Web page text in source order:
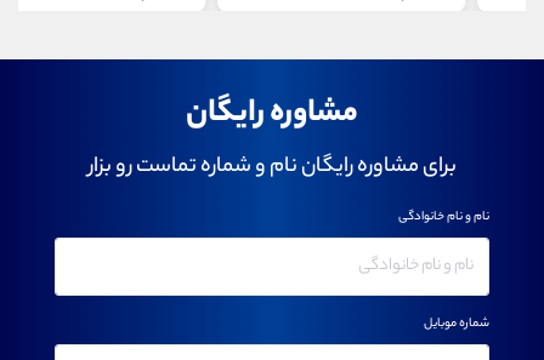
مشاوره رایگان
برای مشاوره رایگان نام و شماره تماست رو بزار
نام و نام خانوادگی
شماره موبایل